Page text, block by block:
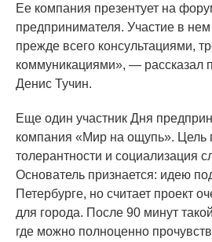
Ее компания презентует на
предпринимателя. Участие в
прежде всего консультациями,
коммуникациями», — рассказал
Денис Тучин.
Еще один участник Дня
компания «Мир на ощупь». Цель
толерантности и социализация
Основатель признается: идею
Петербурге, но считает проект
для города. После 90 минут
где можно полноценно